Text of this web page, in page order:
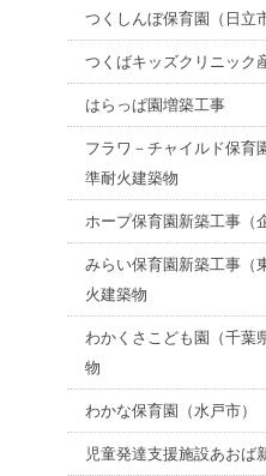
つくしんぼ保育園（日立
つくばキッズクリニック
はらっぱ園増築工事
フラワ－チャイルド保育
準耐火建築物
ホープ保育園新築工事（
みらい保育園新築工事（
火建築物
わかくさこども園（千葉
物
わかな保育園（水戸市）
児童発達支援施設あおば